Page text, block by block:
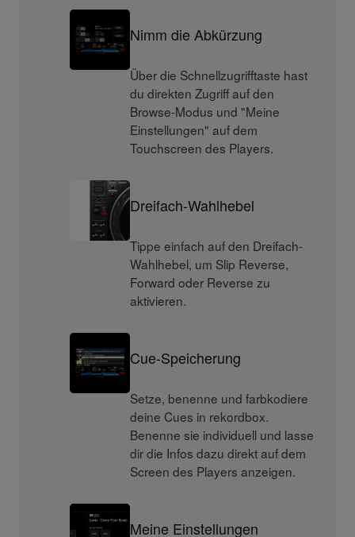
Nimm die Abkürzung
Über die Schnellzugrifftaste hast
du direkten Zugriff auf den
Browse-Modus und "Meine
Einstellungen" auf dem
Touchscreen des Players.
Dreifach-Wahlhebel
Tippe einfach auf den Dreifach-
Wahlhebel, um Slip Reverse,
Forward oder Reverse zu
aktivieren.
Cue-Speicherung
Setze, benenne und farbkodiere
deine Cues in rekordbox.
Benenne sie individuell und lasse
dir die Infos dazu direkt auf dem
Screen des Players anzeigen.
Meine Einstellungen